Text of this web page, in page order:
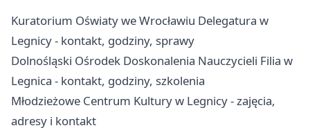
Kuratorium Oświaty we Wrocławiu Delegatura w
Legnicy - kontakt, godziny, sprawy
Dolnośląski Ośrodek Doskonalenia Nauczycieli Filia w
Legnica - kontakt, godziny, szkolenia
Młodzieżowe Centrum Kultury w Legnicy - zajęcia,
adresy i kontakt